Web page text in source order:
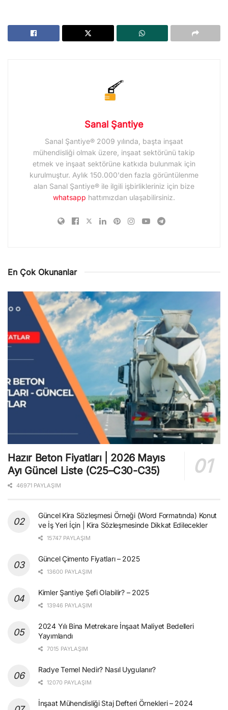
Sanal Şantiye
Sanal Şantiye® 2009 yılında, başta inşaat
mühendisliği olmak üzere, inşaat sektörünü takip
etmek ve inşaat sektörüne katkıda bulunmak için
kurulmuştur. Aylık 150.000'den fazla görüntülenme
alan Sanal Şantiye® ile ilgili işbirlikleriniz için bize
whatsapp hattımızdan ulaşabilirsiniz.
En Çok Okunanlar
Hazır Beton Fiyatları | 2026 Mayıs
Ayı Güncel Liste (C25–C30-C35)
46971 PAYLAŞIM
Güncel Kira Sözleşmesi Örneği (Word Formatında) Konut
ve İş Yeri İçin | Kira Sözleşmesinde Dikkat Edilecekler
15747 PAYLAŞIM
Güncel Çimento Fiyatları – 2025
13600 PAYLAŞIM
Kimler Şantiye Şefi Olabilir? – 2025
13946 PAYLAŞIM
2024 Yılı Bina Metrekare İnşaat Maliyet Bedelleri
Yayımlandı
7015 PAYLAŞIM
Radye Temel Nedir? Nasıl Uygulanır?
12070 PAYLAŞIM
İnşaat Mühendisliği Staj Defteri Örnekleri – 2024